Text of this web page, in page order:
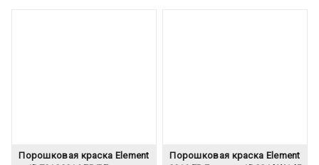
Порошковая краска Element
Порошковая краска Element